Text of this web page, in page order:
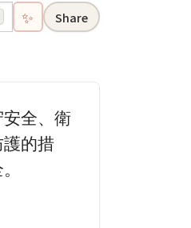
✨ Share
全、衛
的措